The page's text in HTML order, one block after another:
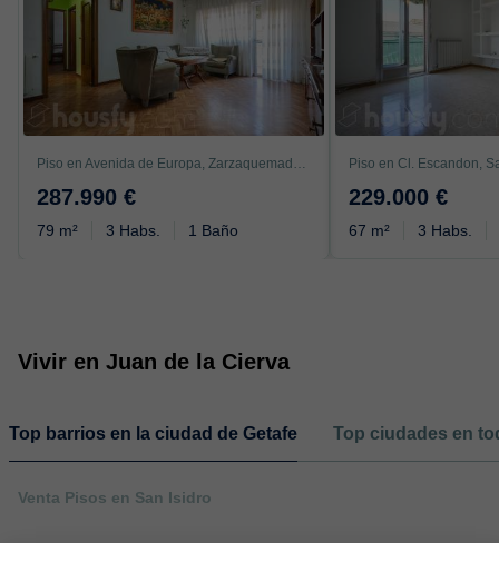
Piso en Avenida de Europa, Zarzaquemada, Leganés
287.990 €
79 m² 3 Habs. 1 Baño
Piso en Cl. Escandon,
229.000 €
67 m² 3 Habs.
Vivir en Juan de la Cierva
Top barrios en la ciudad de Getafe Top ciudades en
Venta Pisos en San Isidro